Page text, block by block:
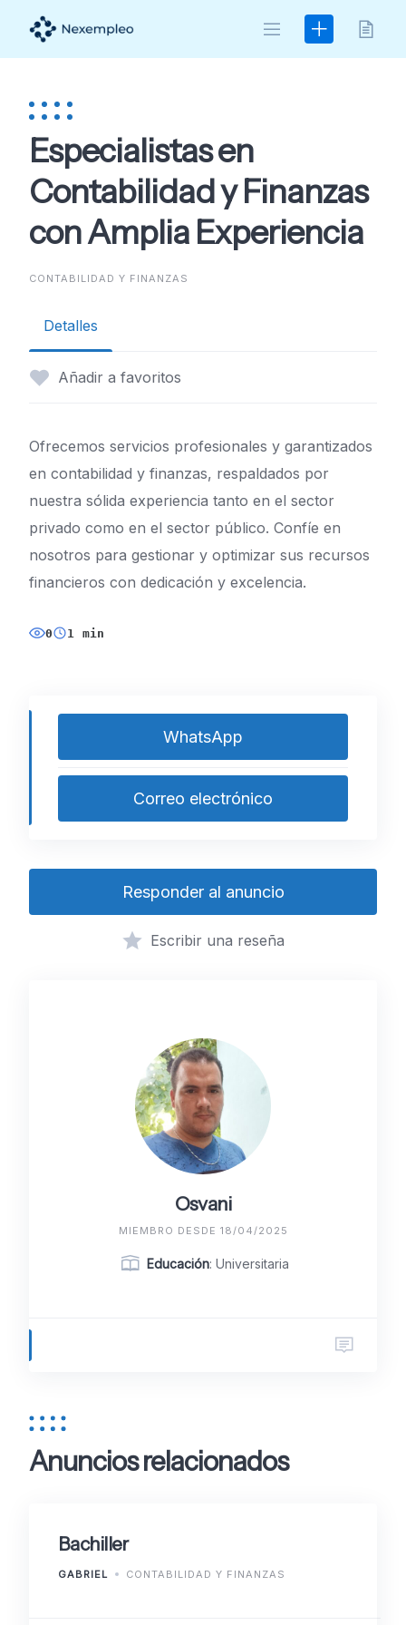
content
Especialistas en
Contabilidad y Finanzas
con Amplia Experiencia
CONTABILIDAD Y FINANZAS
Detalles
Añadir a favoritos
Ofrecemos servicios profesionales y garantizados
en contabilidad y finanzas, respaldados por
nuestra sólida experiencia tanto en el sector
privado como en el sector público. Confíe en
nosotros para gestionar y optimizar sus recursos
financieros con dedicación y excelencia.
0 1 min
WhatsApp
Correo electrónico
Responder al anuncio
Escribir una reseña
Osvani
MIEMBRO DESDE 18/04/2025
Educación: Universitaria
Anuncios relacionados
Bachiller
GABRIEL CONTABILIDAD Y FINANZAS